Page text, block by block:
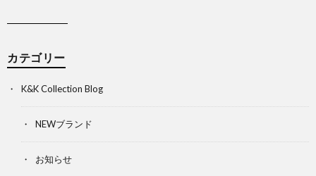
カテゴリー
K&K Collection Blog
NEWブランド
お知らせ